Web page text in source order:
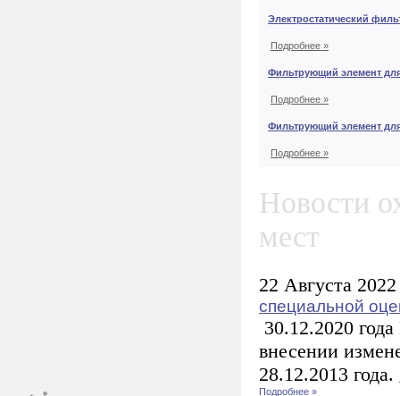
Электростатический
Подробнее »
Фильтрующий элемент
Подробнее »
Фильтрующий элемент
Подробнее »
Новости
мест
22 Августа 2022
специальной
30.12.2020
внесении
28.12.2013 года.
Подробнее »